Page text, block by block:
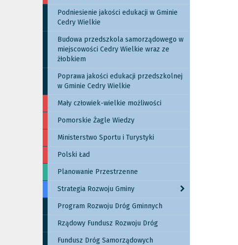
Podniesienie jakości edukacji w Gminie
Cedry Wielkie
Budowa przedszkola samorządowego w
miejscowości Cedry Wielkie wraz ze
żłobkiem
Poprawa jakości edukacji przedszkolnej
w Gminie Cedry Wielkie
Mały człowiek-wielkie możliwości
Pomorskie Żagle Wiedzy
Ministerstwo Sportu i Turystyki
Polski Ład
Planowanie Przestrzenne
Strategia Rozwoju Gminy
Program Rozwoju Dróg Gminnych
Rządowy Fundusz Rozwoju Dróg
Fundusz Dróg Samorządowych